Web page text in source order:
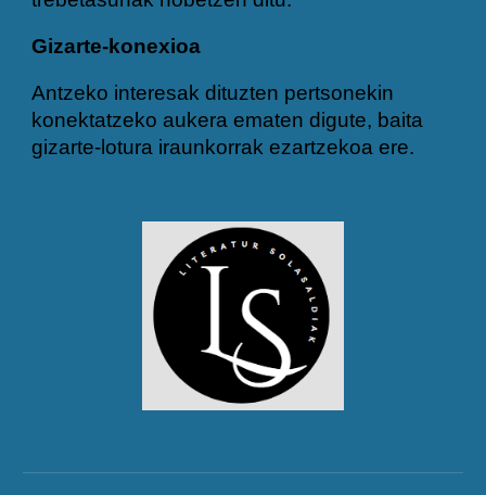
Gizarte-konexioa
Antzeko interesak dituzten pertsonekin
konektatzeko aukera ematen digute, baita
gizarte-lotura iraunkorrak ezartzekoa ere.